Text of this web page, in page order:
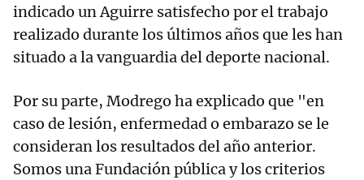
indicado un Aguirre satisfecho por el trabajo
realizado durante los últimos años que les han
situado a la vanguardia del deporte nacional.
Por su parte, Modrego ha explicado que "en
caso de lesión, enfermedad o embarazo se le
consideran los resultados del año anterior.
Somos una Fundación pública y los criterios